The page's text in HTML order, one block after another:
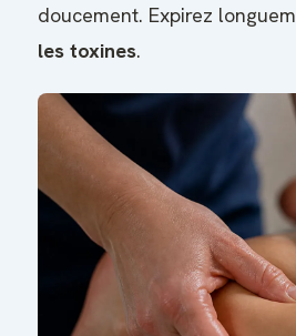
doucement. Expirez
les toxines.